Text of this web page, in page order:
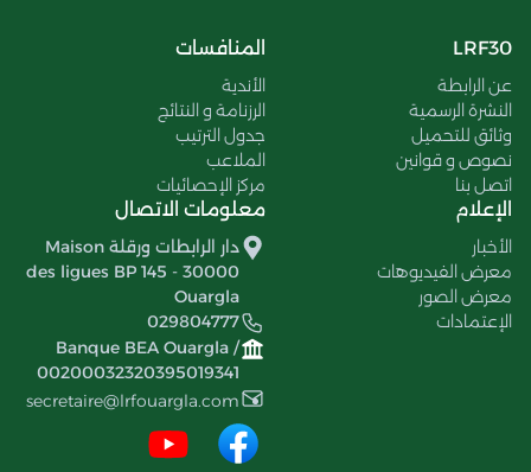
LRF30
عن الرابطة
النشرة الرسمية
وثائق للتحميل
نصوص و قوانين
اتصل بنا
المنافسات
الأندية
الرزنامة و النتائج
جدول الترتيب
الملاعب
مركز الإحصائيات
الإعلام
الأخبار
معرض الفيديوهات
معرض الصور
الإعتمادات
معلومات الاتصال
دار الرابطات ورقلة Maison
des ligues BP 145 - 30000
Ouargla
029804777
Banque BEA Ouargla /
00200032320395019341
secretaire@lrfouargla.com